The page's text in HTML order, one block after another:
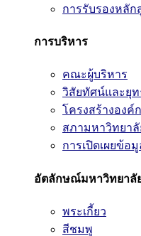
การรับรองหลัก
การบริหาร
คณะผู้บริหาร
วิสัยทัศน์และยุ
โครงสร้างองค์
สภามหาวิทยาลั
การเปิดเผยข้อ
อัตลักษณ์มหาวิทยาลั
พระเกี้ยว
สีชมพู